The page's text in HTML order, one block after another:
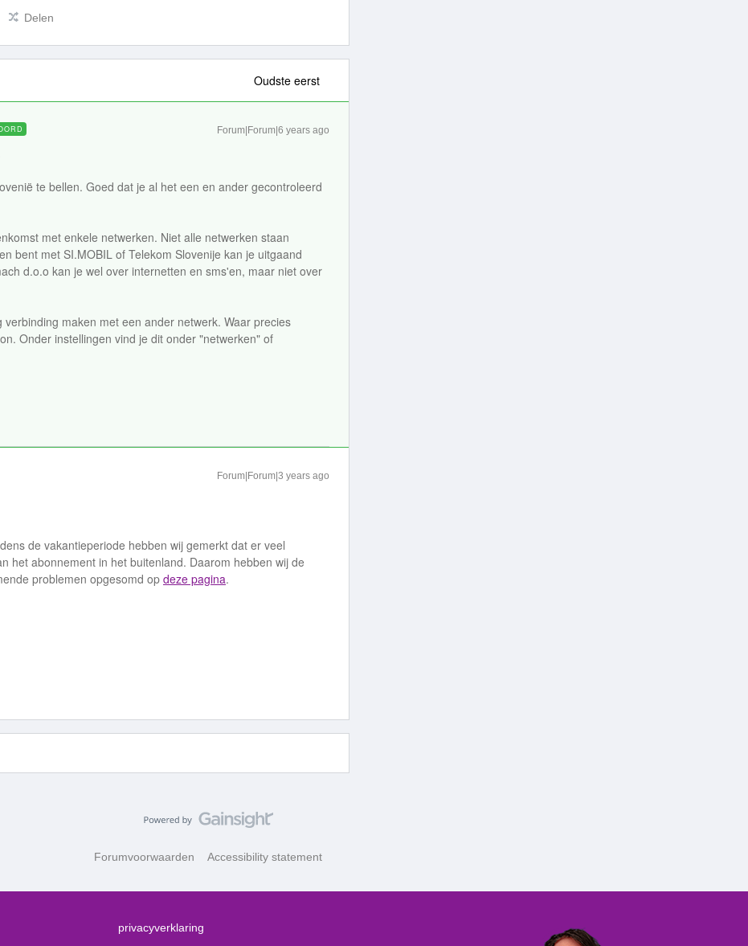
Delen
Oudste eerst
Forum|Forum|6 years ago
te bellen. Goed dat je al het een en ander gecontroleerd
met enkele netwerken. Niet alle netwerken staan
bent met SI.MOBIL of Telekom Slovenije kan je uitgaand
d.o.o kan je wel over internetten en sms'en, maar niet over
maken met een ander netwerk. Waar precies
Onder instellingen vind je dit onder "netwerken" of
Forum|Forum|3 years ago
de vakantieperiode hebben wij gemerkt dat er veel
het abonnement in het buitenland. Daarom hebben wij de
problemen opgesomd op deze pagina.
Forumvoorwaarden Accessibility statement
privacyverklaring